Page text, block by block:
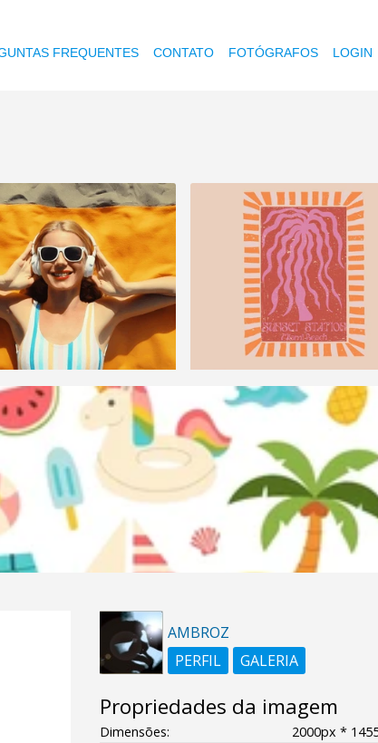
FREQUENTES CONTATO FOTÓGRAFOS LOGIN
AMBROZ
PERFIL
GALERIA
Propriedades da imagem
Dimensões:
2000px *